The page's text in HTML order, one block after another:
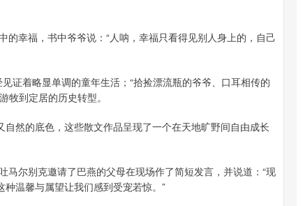
幸福，书中爷爷说：“人呐，幸福只看得见别人身上的，自己
证着略显单调的童年生活；“拾捡漂流瓶的爷爷、口耳相传的
牧到定居的历史转型。
然的底色，这些散文作品呈现了一个在天地旷野间自由成长
马尔别克邀请了巴燕的父母在现场作了简短发言，并说道：“现
温馨与属望让我们感到受宠若惊。”